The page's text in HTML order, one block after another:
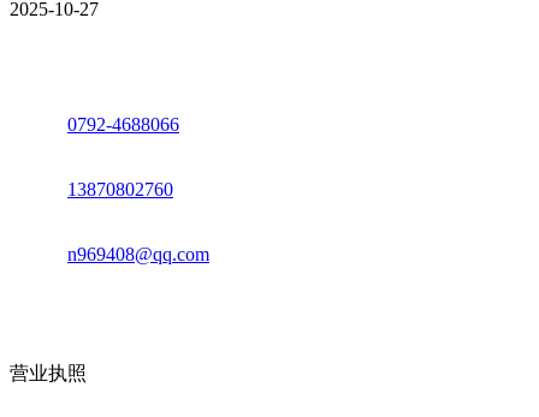
2025-10-27
0792-4688066
13870802760
n969408@qq.com
营业执照